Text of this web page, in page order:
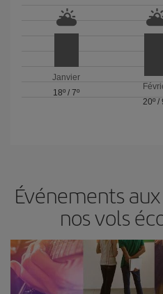
Janvier
18º /7º
20º /
Événements
nos vols